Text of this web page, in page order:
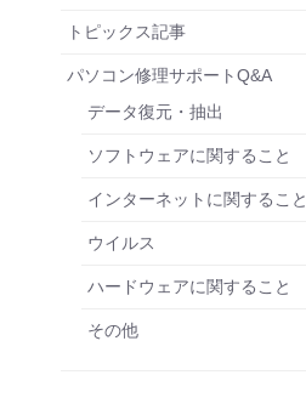
トピックス記事
パソコン修理サポートQ&A
データ復元・抽出
ソフトウェアに関すること
インターネットに関すること
ウイルス
ハードウェアに関すること
その他